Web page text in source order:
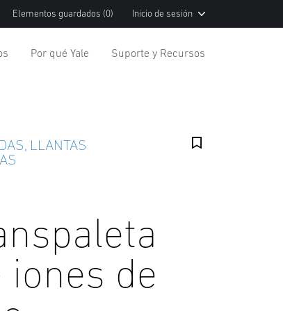
Elementos guardados (0) Inicio de sesión
Por qué Yale Suporte y Recursos
LLANTAS
iones de